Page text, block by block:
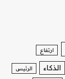
ارتفاع
الذكاء الرئيس